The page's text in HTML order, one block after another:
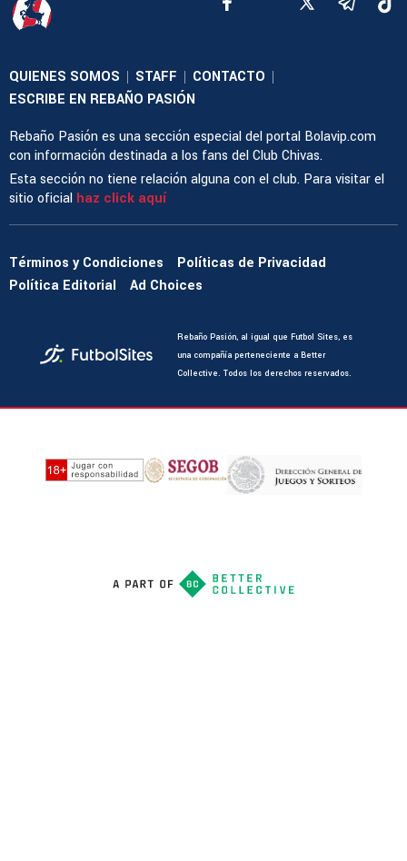
QUIENES SOMOS | STAFF | CONTACTO |
ESCRIBE EN REBAÑO PASIÓN
Rebaño Pasión es una sección especial del portal Bolavip.com
con información destinada a los fans del Club Chivas.
Esta sección no tiene relación alguna con el club. Para visitar el
sitio oficial haz click aquí
Términos y Condiciones
Políticas de Privacidad
Política Editorial
Ad Choices
Rebaño Pasión, al igual que Futbol Sites, es
una compañía perteneciente a Better
Collective. Todos los derechos reservados.